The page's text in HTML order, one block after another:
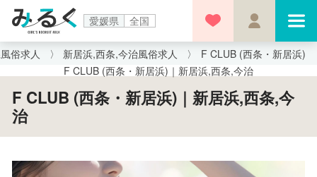
愛媛県 全国
俗求人 新居浜,西条,今治風俗求人
F CLUB (西条・新居浜)
F CLUB (西条・新居浜)｜新居浜,西条,今治
F CLUB (西条・新居浜)｜新居浜,西条,今
治